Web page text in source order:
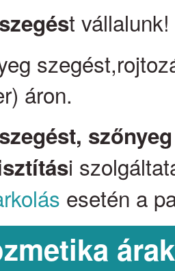
t
áron.
i
esetén a
árak